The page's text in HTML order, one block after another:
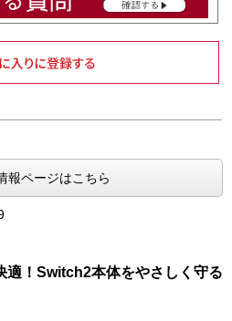
報ページはこちら
適！Switch2本体をやさしく守る